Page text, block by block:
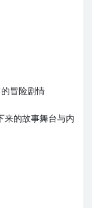
冒险剧情
来的故事舞台与内